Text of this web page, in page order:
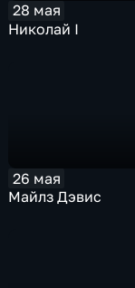
28 мая
Николай I
26 мая
Майлз Дэвис